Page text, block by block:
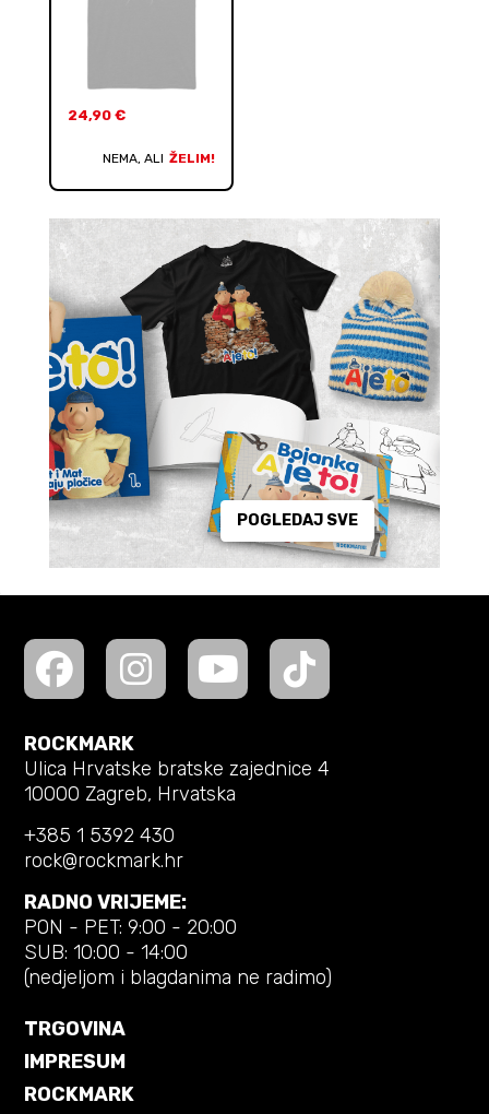
24,90 €
NEMA, ALI ŽELIM!
POGLEDAJ SVE
ROCKMARK
Ulica Hrvatske bratske zajednice 4
10000 Zagreb, Hrvatska
+385 1 5392 430
rock@rockmark.hr
RADNO VRIJEME:
PON - PET: 9:00 - 20:00
SUB: 10:00 - 14:00
(nedjeljom i blagdanima ne radimo)
TRGOVINA
IMPRESUM
ROCKMARK